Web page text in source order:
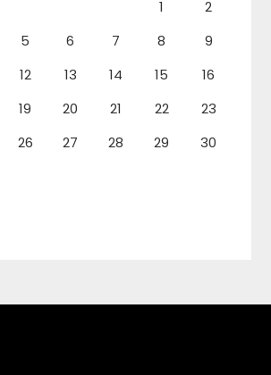
1
2
5 6 7 8
9
12 13 14 15
16
19 20 21 22
23
26 27 28 29
30